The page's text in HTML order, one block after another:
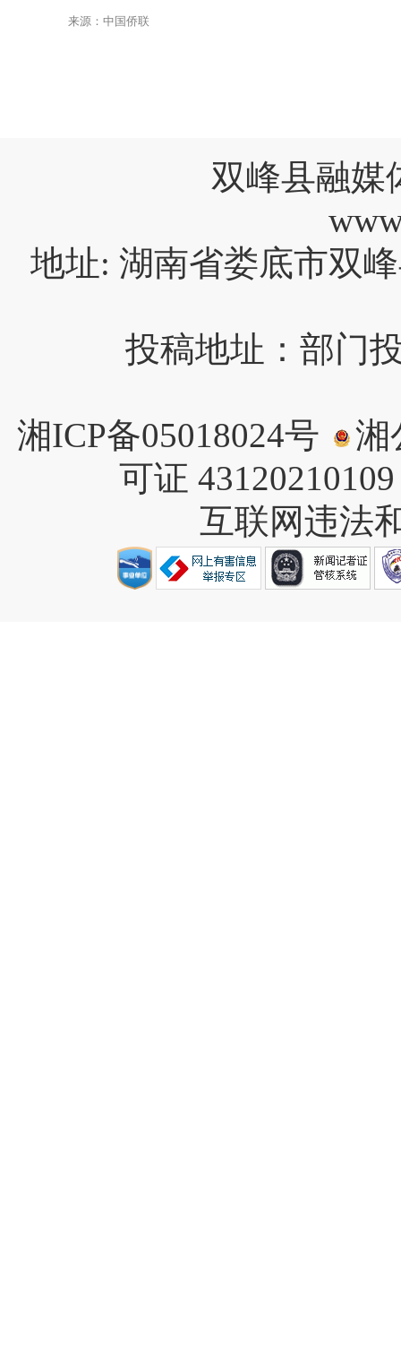
来源：中国侨联
双峰县融媒
地址: 湖南省娄底市双
投稿地址：部门
湘ICP备05018024号
湘
可证
互联网违法